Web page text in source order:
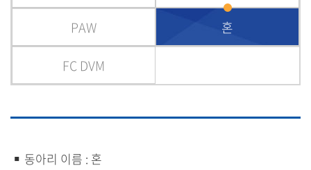
PAW 혼
FC DVM
동아리 이름 : 혼